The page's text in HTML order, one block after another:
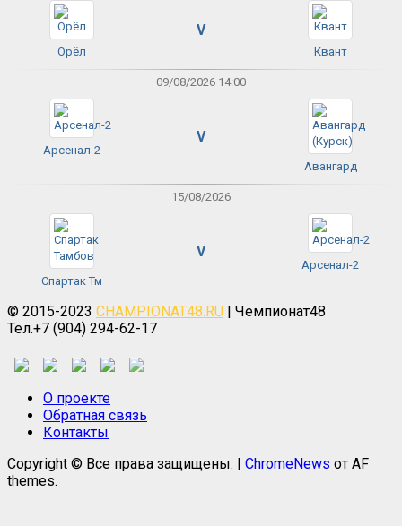
Орёл
V
Квант
09/08/2026 14:00
Арсенал-2
V
Авангард
15/08/2026
Спартак Тм
V
Арсенал-2
© 2015-2023 CHAMPIONAT48.RU | Чемпионат48
Тел.+7 (904) 294-62-17
О проекте
Обратная связь
Контакты
Copyright © Все права защищены. | ChromeNews от AF
themes.